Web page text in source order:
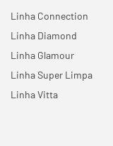
Linha Connection
Linha Diamond
Linha Glamour
Linha Super Limpa
Linha Vitta